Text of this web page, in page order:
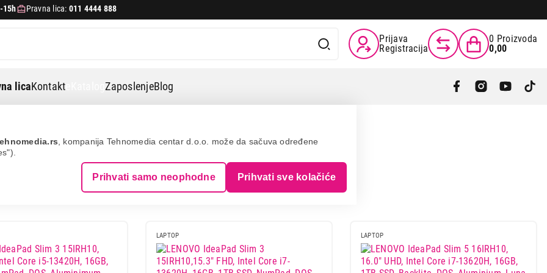
, kompanija Tehnomedia centar d.o.o. može da sačuva određene
Prihvati samo neophodne Prihvati sve kolačiće
15h Pravna lica: 011 4444 888
Prijava
Registracija
0 Proizvoda
0,00
licaKontakt eKatalogZaposlenjeBlog
LAPTOP LAPTOP